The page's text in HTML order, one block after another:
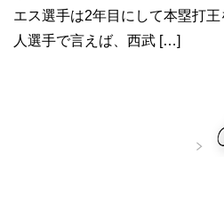
エス選手は2年目にして本塁打
人選手で言えば、西武 […]